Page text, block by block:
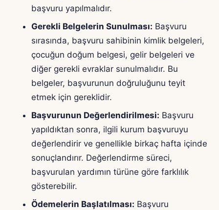
başvuru yapılmalıdır.
Gerekli Belgelerin Sunulması: Başvuru
sırasında, başvuru sahibinin kimlik belgeleri,
çocuğun doğum belgesi, gelir belgeleri ve
diğer gerekli evraklar sunulmalıdır. Bu
belgeler, başvurunun doğruluğunu teyit
etmek için gereklidir.
Başvurunun Değerlendirilmesi: Başvuru
yapıldıktan sonra, ilgili kurum başvuruyu
değerlendirir ve genellikle birkaç hafta içinde
sonuçlandırır. Değerlendirme süreci,
başvurulan yardımın türüne göre farklılık
gösterebilir.
Ödemelerin Başlatılması: Başvuru